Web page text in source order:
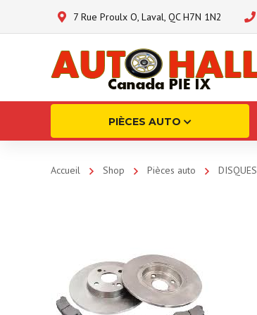
7 Rue Proulx O, Laval, QC H7N 1N2
PIÈCES AUTO
Accueil Shop Pièces auto